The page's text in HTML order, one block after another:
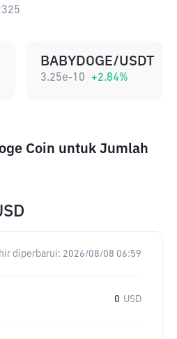
BABYDOGE/USDT
3.25e-10 +2.84%
Coin untuk Jumlah
diperbarui: 2026/08/08 06:59
0 USD